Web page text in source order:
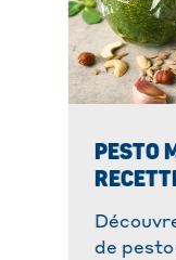
PESTO
de